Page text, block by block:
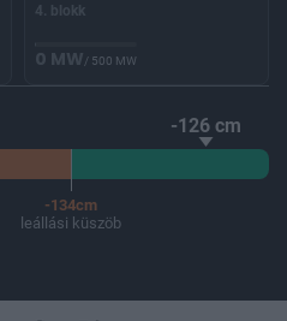
4. blokk
0 MW/ 500 MW
-126 cm
-134cm
leállási küszöb